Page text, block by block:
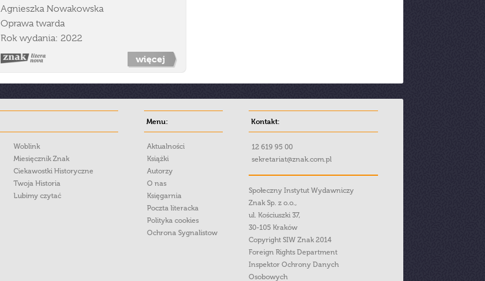
Agnieszka Nowakowska
Oprawa twarda
Rok wydania: 2022
więcej
Woblink
Miesięcznik Znak
Ciekawostki Historyczne
Twoja Historia
Lubimy czytać
Menu:
Aktualności
Książki
Autorzy
O nas
Księgarnia
Poczta literacka
Polityka cookies
Ochrona Sygnalistow
Kontakt:
12 619 95 00
sekretariat@znak.com.pl
Społeczny Instytut Wydawniczy
Znak Sp. z o.o.,
ul. Kościuszki 37,
30-105 Kraków
Copyright SIW Znak 2014
Foreign Rights Department
Inspektor Ochrony Danych
Osobowych